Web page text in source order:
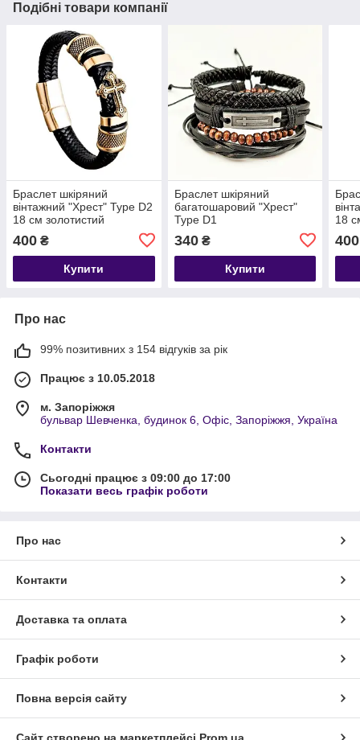
Подібні товари компанії
Браслет шкіряний
вінтажний "Хрест" Type D2
18 см золотистий
400 ₴
Купити
Браслет шкіряний
багатошаровий "Хрест"
Type D1
340₴
Купити
18
400
Про нас
99% позитивних з 154 відгуків за рік
Працює з 10.05.2018
м. Запоріжжя
бульвар Шевченка, будинок 6, Офіс, Запоріжжя, Україна
Контакти
Сьогодні працює з 09:00 до 17:00
Показати весь графік роботи
Про нас
Контакти
Доставка та оплата
Графік роботи
Повна версія сайту